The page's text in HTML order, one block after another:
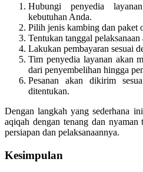
Hubungi penyedia
kebutuhan Anda.
Pilih jenis kambing dan paket
Tentukan tanggal pelaksanaan
Lakukan pembayaran sesuai
Tim penyedia layanan akan
dari penyembelihan hingga
Pesanan akan dikirim
ditentukan.
Dengan langkah yang sederhana
aqiqah dengan tenang dan
persiapan dan pelaksanaannya.
Kesimpulan